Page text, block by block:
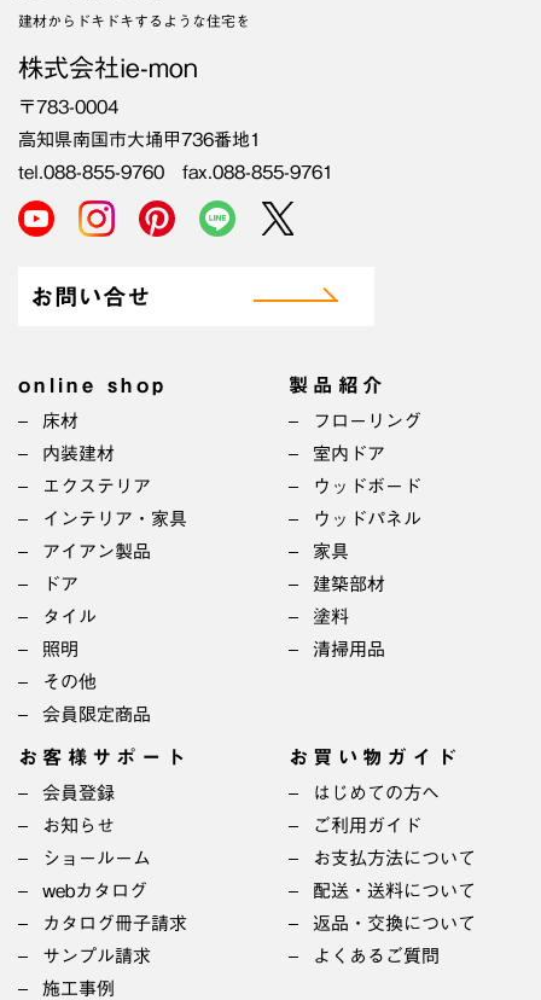
建材からドキドキするような住宅を
株式会社ie-mon
〒783-0004
高知県南国市大埇甲736番地1
tel.088-855-9760 fax.088-855-9761
お問い合せ
online shop
床材
内装建材
エクステリア
インテリア・家具
アイアン製品
ドア
タイル
照明
その他
会員限定商品
製品紹介
フローリング
室内ドア
ウッドボード
ウッドパネル
家具
建築部材
塗料
清掃用品
お客様サポート
会員登録
お知らせ
ショールーム
webカタログ
カタログ冊子請求
サンプル請求
施工事例
お買い物ガイド
はじめての方へ
ご利用ガイド
お支払方法について
配送・送料について
返品・交換について
よくあるご質問